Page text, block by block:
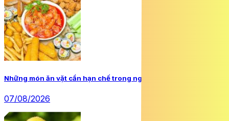
Những món ăn vặt cần hạn chế trong ngày hè
07/08/2026